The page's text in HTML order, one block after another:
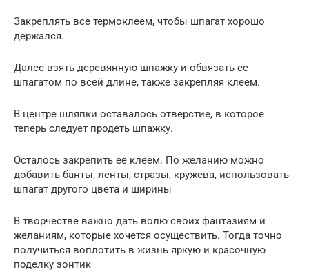
Закреплять все термоклеем, чтобы шпагат хорошо
держался.
Далее взять деревянную шпажку и обвязать ее
шпагатом по всей длине, также закрепляя клеем.
В центре шляпки оставалось отверстие, в которое
теперь следует продеть шпажку.
Осталось закрепить ее клеем. По желанию можно
добавить банты, ленты, стразы, кружева, использовать
шпагат другого цвета и ширины
В творчестве важно дать волю своих фантазиям и
желаниям, которые хочется осуществить. Тогда точно
получиться воплотить в жизнь яркую и красочную
поделку зонтик